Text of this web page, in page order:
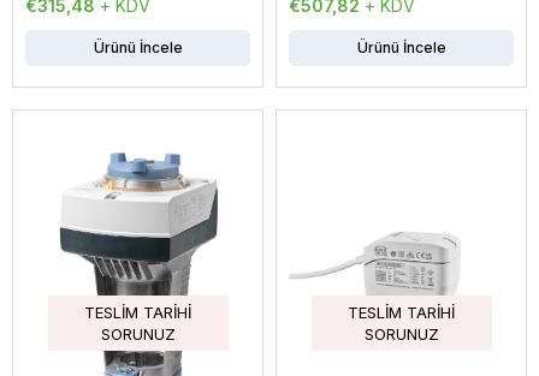
€315,48 + KDV
Ürünü İncele
€507,82 + KDV
Ürünü İncele
TESLIM TARIHI
SORUNUZ
TESLIM TARIHI
SORUNUZ